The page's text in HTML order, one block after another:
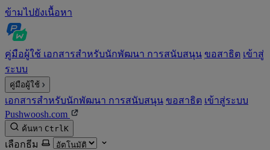
ข้ามไปยังเนื้อหา
คู่มือผู้ใช้ เอกสารสำหรับนักพัฒนา การสนับสนุน ขอสาธิต เข้าสู่
ระบบ
คู่มือผู้ใช้
เอกสารสำหรับนักพัฒนา การสนับสนุน ขอสาธิต เข้าสู่ระบบ
Pushwoosh.com
ค้นหา CtrlK
เลือกธีม